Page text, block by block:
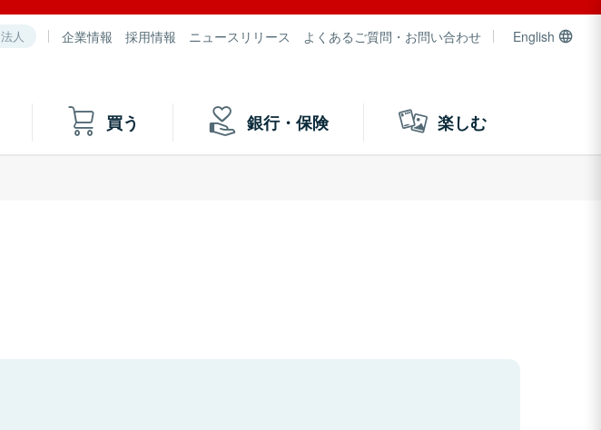
法人 企業情報 採用情報 ニュースリリース よくあるご質問・お問い合わせ English
買う 銀行・保険 楽しむ